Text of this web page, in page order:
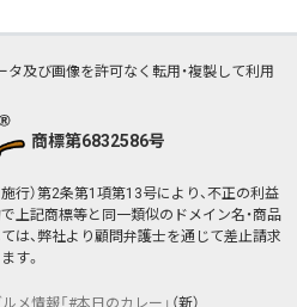
タ及び画像を許可なく転用・複製して利用
商標第6832586号
行）第2条第1項第13号により、不正の利益
上記商標等と同一類似のドメイン名・商品
は、弊社より顧問弁護士を通じて差止請求
す。